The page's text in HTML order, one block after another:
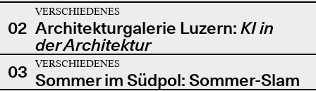
02
VERSCHIEDENES
Architekturgalerie Luzern: KI in
der Architektur
03
VERSCHIEDENES
Sommer im Südpol: Sommer-Slam